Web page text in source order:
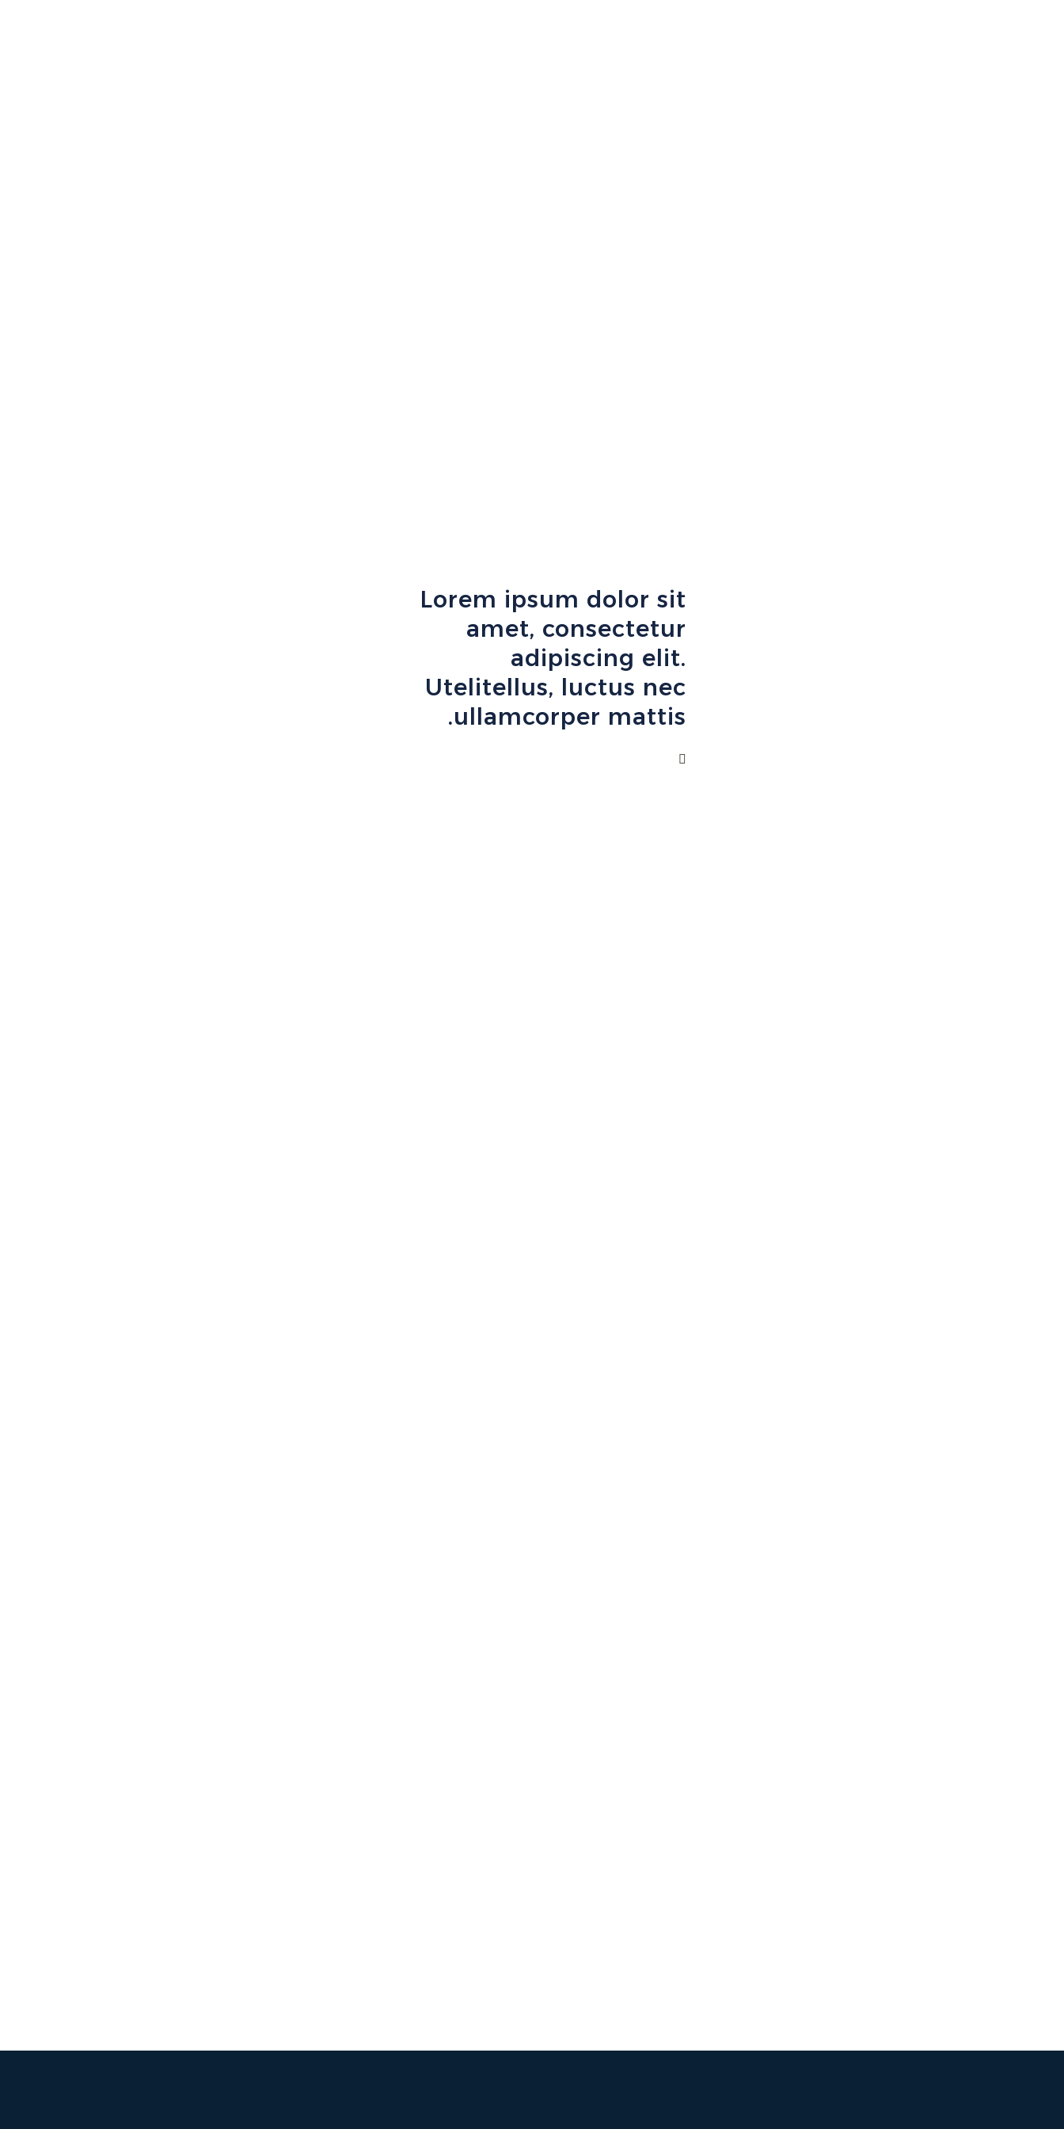
Lorem ipsum dolor sit
amet, consectetur
adipiscing elit.
Utelitellus, luctus nec
ullamcorper mattis.